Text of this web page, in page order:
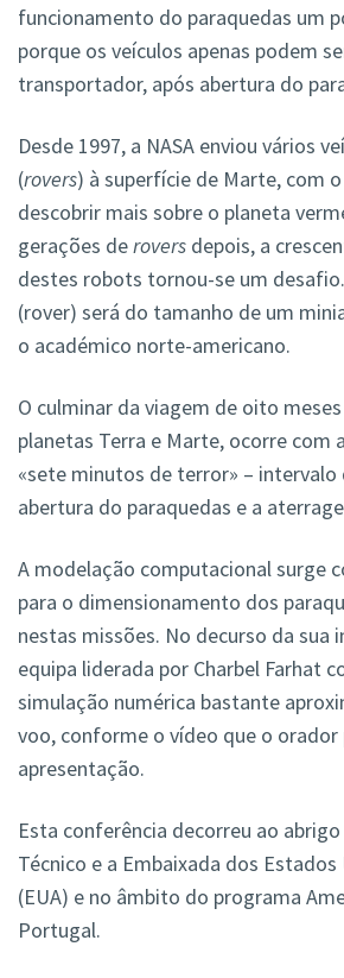
funcionamento do paraquedas um
porque os veículos apenas podem
transportador, após abertura do
Desde 1997, a NASA enviou vários
(rovers) à superfície de Marte, com
descobrir mais sobre o planeta
gerações derovers depois, a
destes robots tornou-se um
(rover) será do tamanho de um
o académico norte-americano.
O culminar da viagem de oito
planetas Terra e Marte, ocorre com
«sete minutos de terror» –
abertura do paraquedas e a
A modelação computacional surge
para o dimensionamento dos
nestas missões. No decurso da sua
equipa liderada por Charbel Farhat
simulação numérica bastante
voo, conforme o vídeo que o
apresentação.
Esta conferência decorreu ao
Técnico e a Embaixada dos
(EUA) e no âmbito do programa
Portugal.